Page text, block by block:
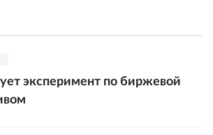
эксперимент по биржевой